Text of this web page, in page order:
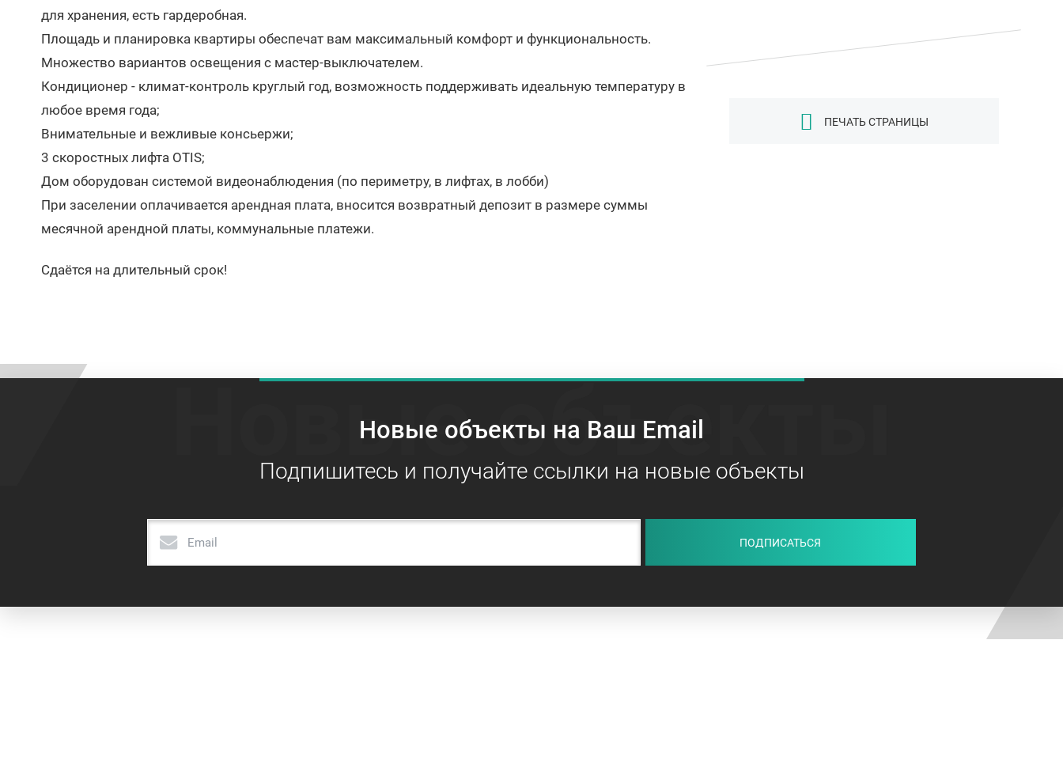
для хранения, есть гардеробная.
Площадь и планировка квартиры обеспечат вам максимальный комфорт и функциональность.
Множество вариантов освещения c мастер-выключателем.
Кондиционер - климат-контроль круглый год, возможность поддерживать идеальную температуру в
любое время года;
Внимательные и вежливые консьержи;
3 скоростных лифта OTIS;
Дом оборудован системой видеонаблюдения (по периметру, в лифтах, в лобби)
При заселении оплачивается арендная плата, вносится возвратный депозит в размере суммы
месячной арендной платы, коммунальные платежи.
Сдаётся на длительный срок!
ПЕЧАТЬ СТРАНИЦЫ
Новые объекты на Ваш Email
Новые объекты
Подпишитесь и получайте ссылки на новые объекты
ПОДПИСАТЬСЯ